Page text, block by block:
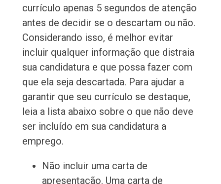
currículo apenas 5 segundos de atenção
antes de decidir se o descartam ou não.
Considerando isso, é melhor evitar
incluir qualquer informação que distraia
sua candidatura e que possa fazer com
que ela seja descartada. Para ajudar a
garantir que seu currículo se destaque,
leia a lista abaixo sobre o que não deve
ser incluído em sua candidatura a
emprego.
Não incluir uma carta de
apresentação. Uma carta de